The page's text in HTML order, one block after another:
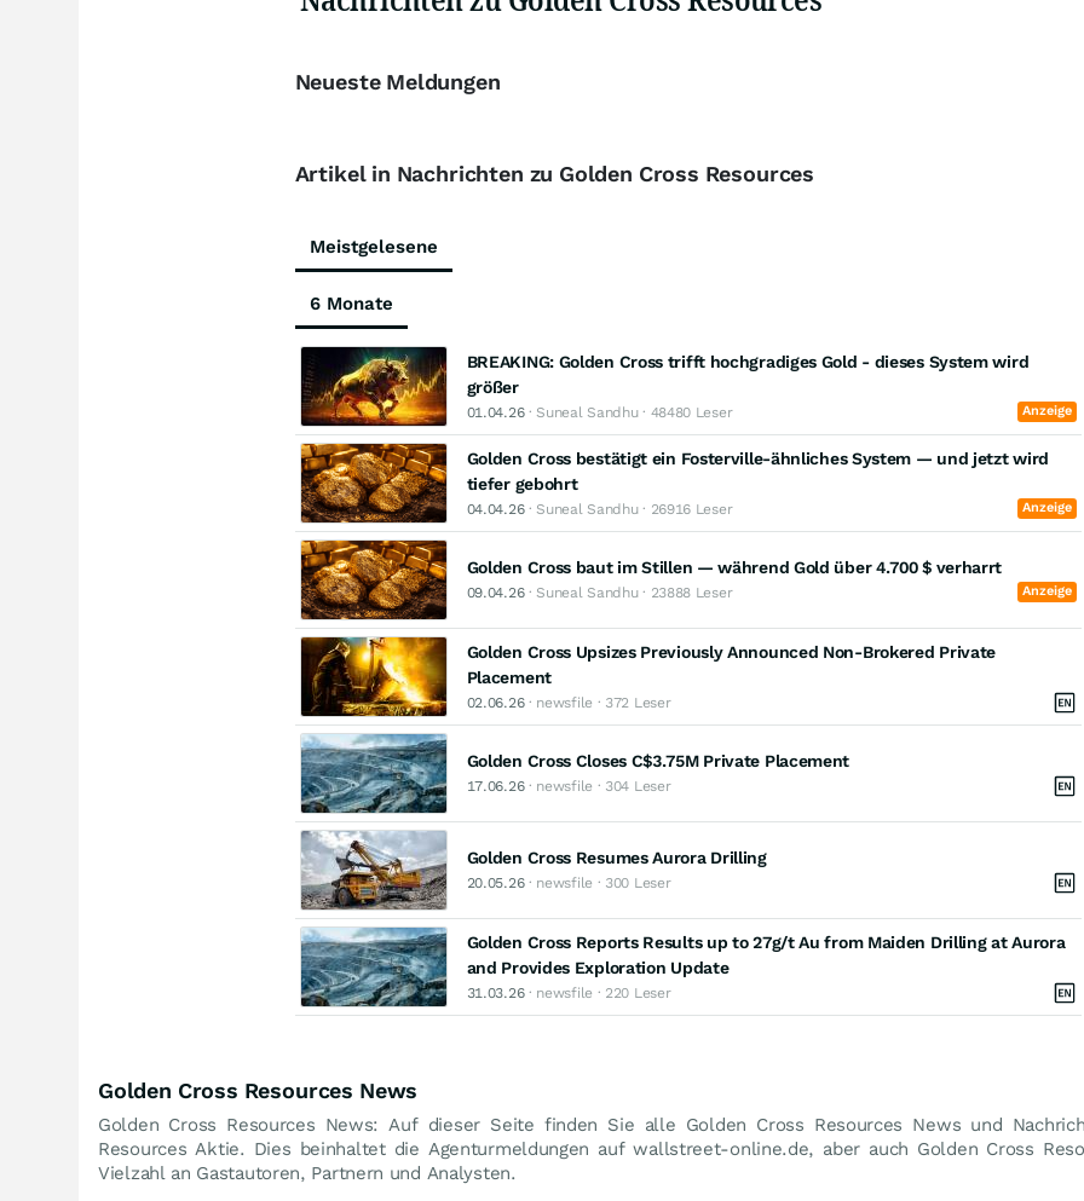
Neueste Meldungen
Artikel in Nachrichten zu Golden Cross Resources
Meistgelesene
6 Monate
BREAKING: Golden Cross trifft hochgradiges Gold - dieses System wird
größer
01.04.26· Suneal Sandhu · 48480 Leser Anzeige
Golden Cross bestätigt ein Fosterville-ähnliches System — und jetzt wird
tiefer gebohrt
04.04.26· Suneal Sandhu · 26916 Leser Anzeige
Golden Cross baut im Stillen — während Gold über 4.700 $ verharrt
09.04.26· Suneal Sandhu · 23888 Leser Anzeige
Golden Cross Upsizes Previously Announced Non-Brokered Private
Placement
02.06.26· newsfile · 372 Leser
Golden Cross Closes C$3.75M Private Placement
17.06.26· newsfile · 304 Leser
Golden Cross Resumes Aurora Drilling
20.05.26· newsfile · 300 Leser
Golden Cross Reports Results up to 27g/t Au from Maiden Drilling at Aurora
and Provides Exploration Update
31.03.26· newsfile · 220 Leser
Golden Cross Resources News
Golden Cross Resources News: Auf dieser Seite finden Sie alle Golden Cross Resources News und
Resources Aktie. Dies beinhaltet die Agenturmeldungen auf wallstreet-online.de, aber auch Golden Cross
Vielzahl an Gastautoren, Partnern und Analysten.